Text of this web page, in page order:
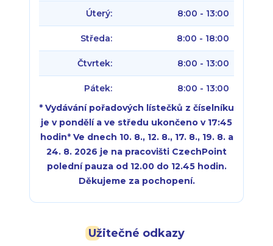
Užitečné odkazy
Úterý: 8:00 - 13:00
Středa: 8:00 - 18:00
Čtvrtek: 8:00 - 13:00
Pátek:
8:00 - 13:00
* Vydávání pořadových lístečků z číselníku
je v pondělí a ve středu ukončeno v 17:45
hodin* Ve dnech 10. 8., 12. 8., 17. 8., 19. 8. a
24. 8. 2026 je na pracovišti CzechPoint
polední pauza od 12.00 do 12.45 hodin.
Děkujeme za pochopení.
Úterý:
Úterý: